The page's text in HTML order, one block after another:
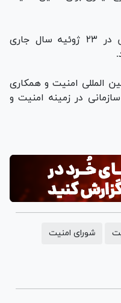
مفهوم امنیت جمعی خلیج فارس در ۲۳ ژوئیه سال جاری
المللی امنیت و همکاری
در زمینه امنیت و
شورای امنیت